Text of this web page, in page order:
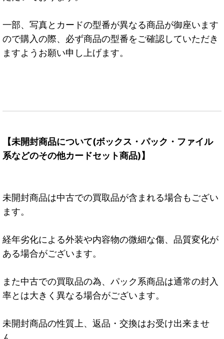
一部、写真とカードの型番が異なる商品が御座います
ので購入の際、必ず商品の型番をご確認していただき
ますようお願い申し上げます。
【未開封商品について(ボックス・パック・ファイル
系などのその他カードセット商品)】
未開封商品は中古での買取品が含まれる場合もござい
ます。
経年劣化による外装や内容物の微細な傷、品質変化が
ある場合がございます。
また中古での買取品の為、パック系商品は通常の封入
率とは大きく異なる場合がございます。
未開封商品の性質上、返品・交換はお受け出来ませ